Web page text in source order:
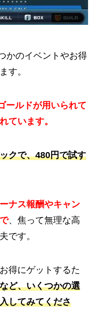
かのイベントやお得
す。
ールドが用いられて
ています。
クで、480円で試す
ナス報酬やキャン
、焦って無理な高
です。
得にゲットするた
ど、いくつかの選
してみてくださ